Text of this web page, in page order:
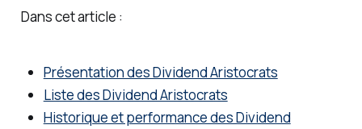
Dans cet article :
Présentation des Dividend Aristocrats
Liste des Dividend Aristocrats
Historique et performance des Dividend
fructifi